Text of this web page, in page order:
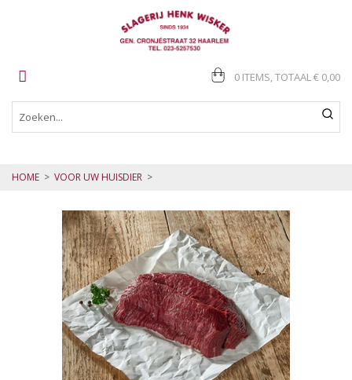
0 ITEMS, TOTAAL€ 0,00
HOME > VOOR UW HUISDIER >